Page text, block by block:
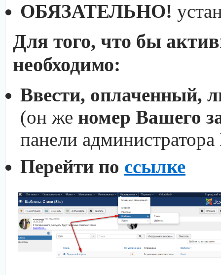
ОБЯЗАТЕЛЬНО!
Для того, что бы
необходимо:
Ввести, оплаченный,
(он же номер Вашего
панели
Перейти по ссылке